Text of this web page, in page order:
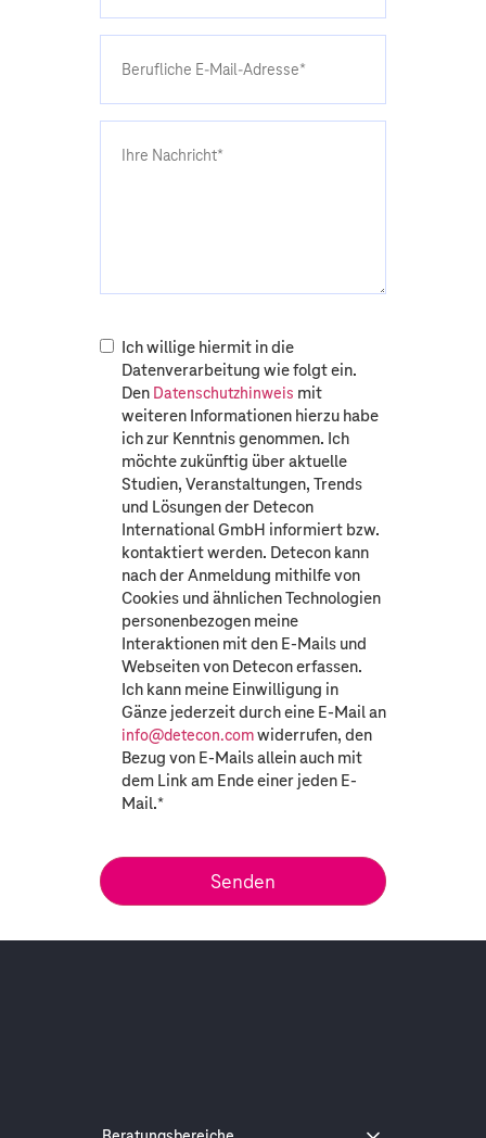
Ich willige hiermit in die
Datenverarbeitung wie folgt ein.
Den Datenschutzhinweis mit
weiteren Informationen hierzu habe
ich zur Kenntnis genommen. Ich
möchte zukünftig über aktuelle
Studien, Veranstaltungen, Trends
und Lösungen der Detecon
International GmbH informiert bzw.
kontaktiert werden. Detecon kann
nach der Anmeldung mithilfe von
Cookies und ähnlichen Technologien
personenbezogen meine
Interaktionen mit den E-Mails und
Webseiten von Detecon erfassen.
Ich kann meine Einwilligung in
Gänze jederzeit durch eine E-Mail an
info@detecon.comwiderrufen, den
Bezug von E-Mails allein auch mit
dem Link am Ende einer jeden E-
Mail.*